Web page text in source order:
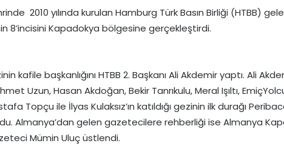
2010 yılında kurulan Hamburg Türk Basın Birliği (HTBB)
8’incisini Kapadokya bölgesine gerçekleştirdi.
kafile başkanlığını HTBB 2. Başkanı Ali Akdemir yaptı. Ali
Uzun, Hasan Akdoğan, Bekir Tanrıkulu, Meral Işıltı,
Topçu ile İlyas Kulaksız’ın katıldığı gezinin ilk durağı
Almanya’dan gelen gazetecilere rehberliği ise Almanya
Mümin Uluç üstlendi.